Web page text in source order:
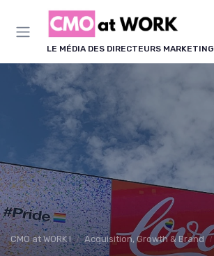
LE MÉDIA DES DIRECTEURS MARKETING
CMO at WORK ! Acquisition, Growth & Brand
Panneau de gestion des cookies